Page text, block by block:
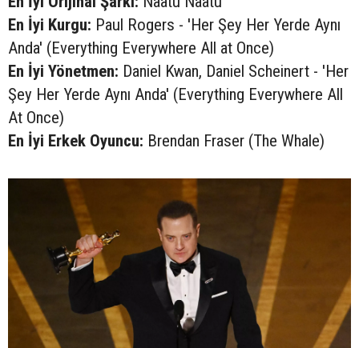
En İyi Kurgu: Paul Rogers - 'Her Şey Her Yerde Aynı
Anda' (Everything Everywhere All at Once)
En İyi Yönetmen: Daniel Kwan, Daniel Scheinert - 'Her
Şey Her Yerde Aynı Anda' (Everything Everywhere All
At Once)
En İyi Erkek Oyuncu: Brendan Fraser (The Whale)